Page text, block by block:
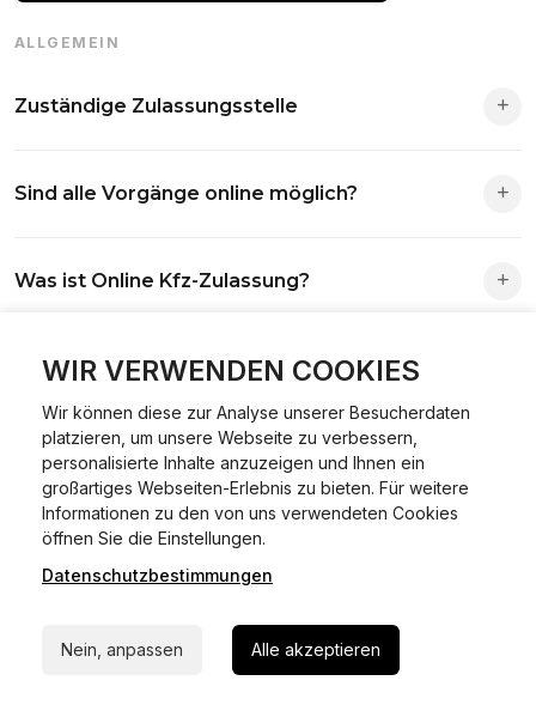
WIR VERWENDEN COOKIES
Wir können diese zur Analyse unserer Besucherdaten
platzieren, um unsere Webseite zu verbessern,
personalisierte Inhalte anzuzeigen und Ihnen ein
großartiges Webseiten-Erlebnis zu bieten. Für weitere
Informationen zu den von uns verwendeten Cookies
öffnen Sie die Einstellungen.
Datenschutzbestimmungen
Nein, anpassen Alle akzeptieren
ALLGEMEIN
Zuständige Zulassungsstelle
Antrag wird automatisch an die richtige Stelle weitergeleitet.
Sind alle Vorgänge online möglich?
Abmeldungen für Fahrzeuge mit Erstzulassung vor dem
Was ist Online Kfz-Zulassung?
ummelden oder abmelden kannst – inklusive Dateneingabe,
Dokumentprüfung und Bezahlung.
Welche Vorteile gibt es?
Zeitersparnis, flexible Durchführung, kein Besuch der
Behörde notwendig.
Welche Unterlagen werden benötigt?
Fahrzeugbrief, Fahrzeugschein, Ausweis oder Reisepass,
Versicherungsnachweis, falls erforderlich TÜV-Bericht.
Wie sicher ist das Verfahren?
Kann ich mein Fahrzeug online ummelden oder
abmelden?